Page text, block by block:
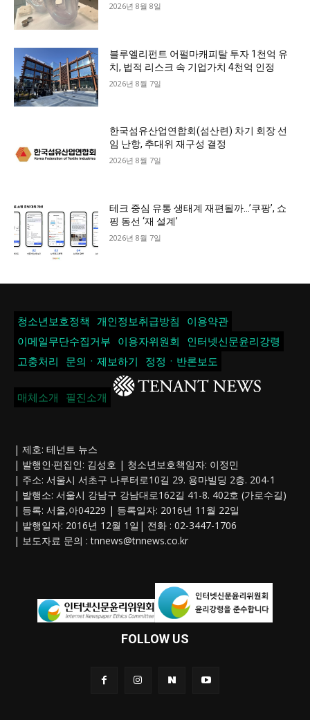
2026년 8월 8일
블루엘리펀트 어펄마캐피탈 투자 1천억 유
치, 법적 리스크 속 기업가치 4천억 인정
2026년 8월 7일
한국섬유산업연합회(섬산련) 차기 회장 선
임 난항, 추대위 재구성 결정
2026년 8월 7일
테크 중심 유통 생태계 재편될까…’쿠팡’, 쇼
핑 동선 ‘재 설계’
2026년 8월 7일
청소년보호정책 개인정보취급방침
이용약관
이메일무단수집거부
이용자위원회
인터넷신문윤리강령
고충처리
문의ㆍ제보하기 정정ㆍ반론보도
매체소개 필진소개
| 제호: 테넌트 뉴스
| 발행인·편집인: 김성호 | 청소년보호책임자: 이정민
| 주소: 서울시 서초구 나루터로10길 29. 용마빌딩 2층. 204-1
| 발행소: 서울시 강남구 강남대로162길 41-8. 402호 (가로수길)
| 등록: 서울,아04229 | 등록일자: 2016년 11월 22일
| 발행일자: 2016년 12월 1일| 전화 : 02-3447-1706
| 보도자료 문의 :tnnews@tnnews.co.kr
FOLLOW US